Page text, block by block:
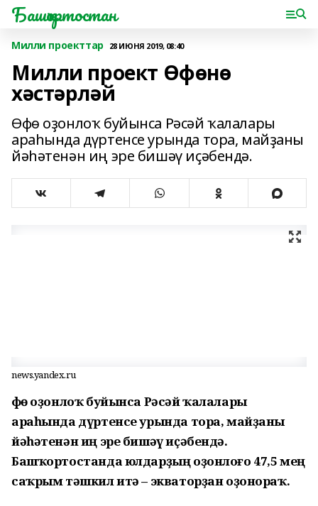
Башҡортостан
Милли проекттар 28 ИЮНЯ 2019, 08:40
Милли проект Өфөнө
хәстәрләй
Өфө оҙонлоҡ буйынса Рәсәй ҡалалары
араһында дүртенсе урында тора, майҙаны
йәһәтенән иң эре бишәү иҫәбендә.
news.yandex.ru
Өфө оҙонлоҡ буйынса Рәсәй ҡалалары
араһында дүртенсе урында тора, майҙаны
йәһәтенән иң эре бишәү иҫәбендә.
Башҡортостанда юлдарҙың оҙонлоғо 47,5 мең
саҡрым тәшкил итә – экваторҙан оҙонораҡ.